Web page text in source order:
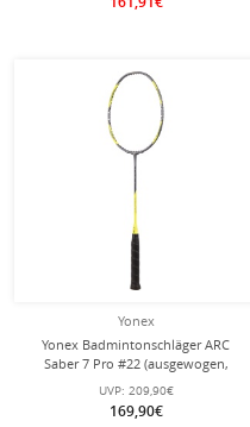
Yonex
Yonex Badmintonschläger ARC
Saber 7 Pro #22 (ausgewogen,
mittel, Made in Japan) grau/gelb -
unbesaitet -
UVP: 209,90€
169,90€